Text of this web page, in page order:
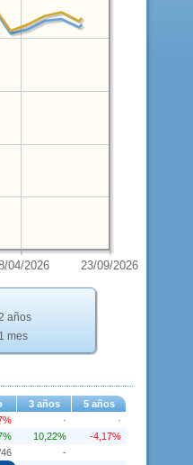
04/2026 23/09/2026
años
1 mes
3 años 5 años
·
·
10,22%
-4,17%
-